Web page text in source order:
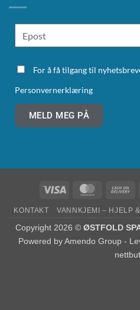
For å få tilgang til
Personvernerklæring
MELD MEG PÅ
KONTAKT VANNKJEMI – HJELP
Copyright 2026 © ØSTFOLD
Powered byAmendo Group -